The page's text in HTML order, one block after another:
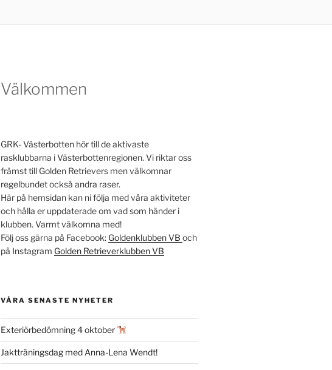
Välkommen
GRK- Västerbotten hör till de aktivaste
rasklubbarna i Västerbottenregionen. Vi riktar oss
främst till Golden Retrievers men välkomnar
regelbundet också andra raser.
Här på hemsidan kan ni följa med våra aktiviteter
och hålla er uppdaterade om vad som händer i
klubben. Varmt välkomna med!
Följ oss gärna på Facebook: Goldenklubben VB och
på Instagram Golden Retrieverklubben VB
VÅRA SENASTE NYHETER
Exteriörbedömning 4 oktober
Jaktträningsdag med Anna-Lena Wendt!